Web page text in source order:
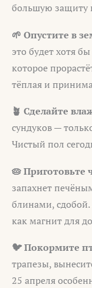
большую защиту
🌱 Опустите в
это будет хотя
которое
тёплая и
🪴 Сделайте
сундуков —
Чистый пол
🥧 Приготовьте
запахнет
блинами, сдобой.
как магнит для
🐦 Покормите
трапезы,
25 апреля